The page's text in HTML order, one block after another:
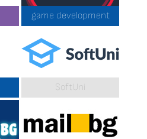
game development
SoftUni